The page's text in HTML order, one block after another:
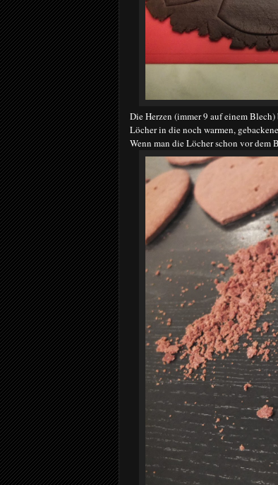
Die Herzen (immer 9 auf einem
Löcher in die noch warmen,
Wenn man die Löcher schon vor dem